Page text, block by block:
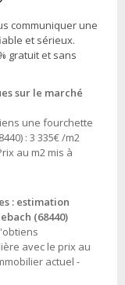
communiquer une
et sérieux.
gratuit et sans
sur le marché
une fourchette
: 3 335€ /m2
au m2 mis à
: estimation
(68440)
avec le prix au
actuel -